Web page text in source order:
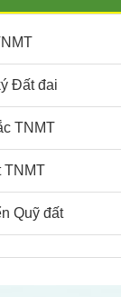
Đất đai
TNMT
TNMT
Quỹ đất